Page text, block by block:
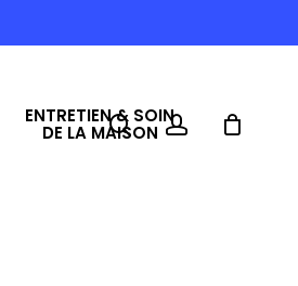
ENTRETIEN & SOIN
DE LA MAISONsearchaccount